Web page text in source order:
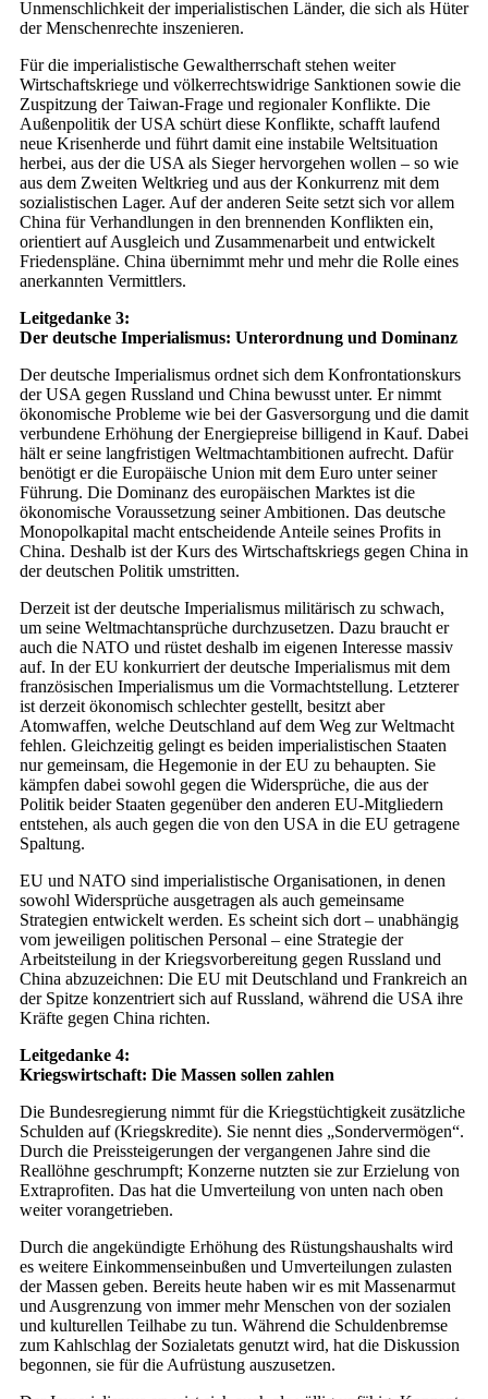
Unmenschlichkeit der imperialistischen Länder, die sich als Hüter
der Menschenrechte inszenieren.
Für die imperialistische Gewaltherrschaft stehen weiter
Wirtschaftskriege und völkerrechtswidrige Sanktionen sowie die
Zuspitzung der Taiwan-Frage und regionaler Konflikte. Die
Außenpolitik der USA schürt diese Konflikte, schafft laufend
neue Krisenherde und führt damit eine instabile Weltsituation
herbei, aus der die USA als Sieger hervorgehen wollen – so wie
aus dem Zweiten Weltkrieg und aus der Konkurrenz mit dem
sozialistischen Lager. Auf der anderen Seite setzt sich vor allem
China für Verhandlungen in den brennenden Konflikten ein,
orientiert auf Ausgleich und Zusammenarbeit und entwickelt
Friedenspläne. China übernimmt mehr und mehr die Rolle eines
anerkannten Vermittlers.
Leitgedanke 3:
Der deutsche Imperialismus: Unterordnung und Dominanz
Der deutsche Imperialismus ordnet sich dem Konfrontationskurs
der USA gegen Russland und China bewusst unter. Er nimmt
ökonomische Probleme wie bei der Gasversorgung und die damit
verbundene Erhöhung der Energiepreise billigend in Kauf. Dabei
hält er seine langfristigen Weltmachtambitionen aufrecht. Dafür
benötigt er die Europäische Union mit dem Euro unter seiner
Führung. Die Dominanz des europäischen Marktes ist die
ökonomische Voraussetzung seiner Ambitionen. Das deutsche
Monopolkapital macht entscheidende Anteile seines Profits in
China. Deshalb ist der Kurs des Wirtschaftskriegs gegen China in
der deutschen Politik umstritten.
Derzeit ist der deutsche Imperialismus militärisch zu schwach,
um seine Weltmachtansprüche durchzusetzen. Dazu braucht er
auch die NATO und rüstet deshalb im eigenen Interesse massiv
auf. In der EU konkurriert der deutsche Imperialismus mit dem
französischen Imperialismus um die Vormachtstellung. Letzterer
ist derzeit ökonomisch schlechter gestellt, besitzt aber
Atomwaffen, welche Deutschland auf dem Weg zur Weltmacht
fehlen. Gleichzeitig gelingt es beiden imperialistischen Staaten
nur gemeinsam, die Hegemonie in der EU zu behaupten. Sie
kämpfen dabei sowohl gegen die Widersprüche, die aus der
Politik beider Staaten gegenüber den anderen EU-Mitgliedern
entstehen, als auch gegen die von den USA in die EU getragene
Spaltung.
EU und NATO sind imperialistische Organisationen, in denen
sowohl Widersprüche ausgetragen als auch gemeinsame
Strategien entwickelt werden. Es scheint sich dort – unabhängig
vom jeweiligen politischen Personal – eine Strategie der
Arbeitsteilung in der Kriegsvorbereitung gegen Russland und
China abzuzeichnen: Die EU mit Deutschland und Frankreich an
der Spitze konzentriert sich auf Russland, während die USA ihre
Kräfte gegen China richten.
Leitgedanke 4:
Kriegswirtschaft: Die Massen sollen zahlen
Die Bundesregierung nimmt für die Kriegstüchtigkeit zusätzliche
Schulden auf (Kriegskredite). Sie nennt dies „Sondervermögen“.
Durch die Preissteigerungen der vergangenen Jahre sind die
Reallöhne geschrumpft; Konzerne nutzten sie zur Erzielung von
Extraprofiten. Das hat die Umverteilung von unten nach oben
weiter vorangetrieben.
Durch die angekündigte Erhöhung des Rüstungshaushalts wird
es weitere Einkommenseinbußen und Umverteilungen zulasten
der Massen geben. Bereits heute haben wir es mit Massenarmut
und Ausgrenzung von immer mehr Menschen von der sozialen
und kulturellen Teilhabe zu tun. Während die Schuldenbremse
zum Kahlschlag der Sozialetats genutzt wird, hat die Diskussion
begonnen, sie für die Aufrüstung auszusetzen.